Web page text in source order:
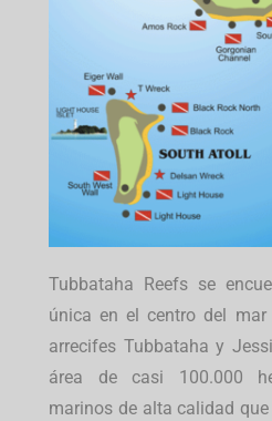
Tubbataha Reefs se
única en el centro del
arrecifes Tubbataha y
área de casi 100.000
marinos de alta calidad